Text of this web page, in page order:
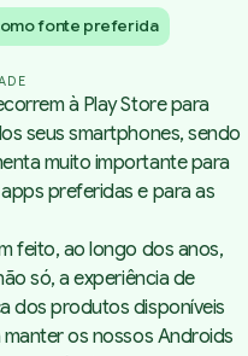
fonte preferida
à Play Store para
seus smartphones, sendo
muito importante para
preferidas e para as
feito, ao longo dos anos,
só, a experiência de
dos produtos disponíveis
os nossos Androids